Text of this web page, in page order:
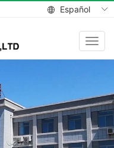
Español